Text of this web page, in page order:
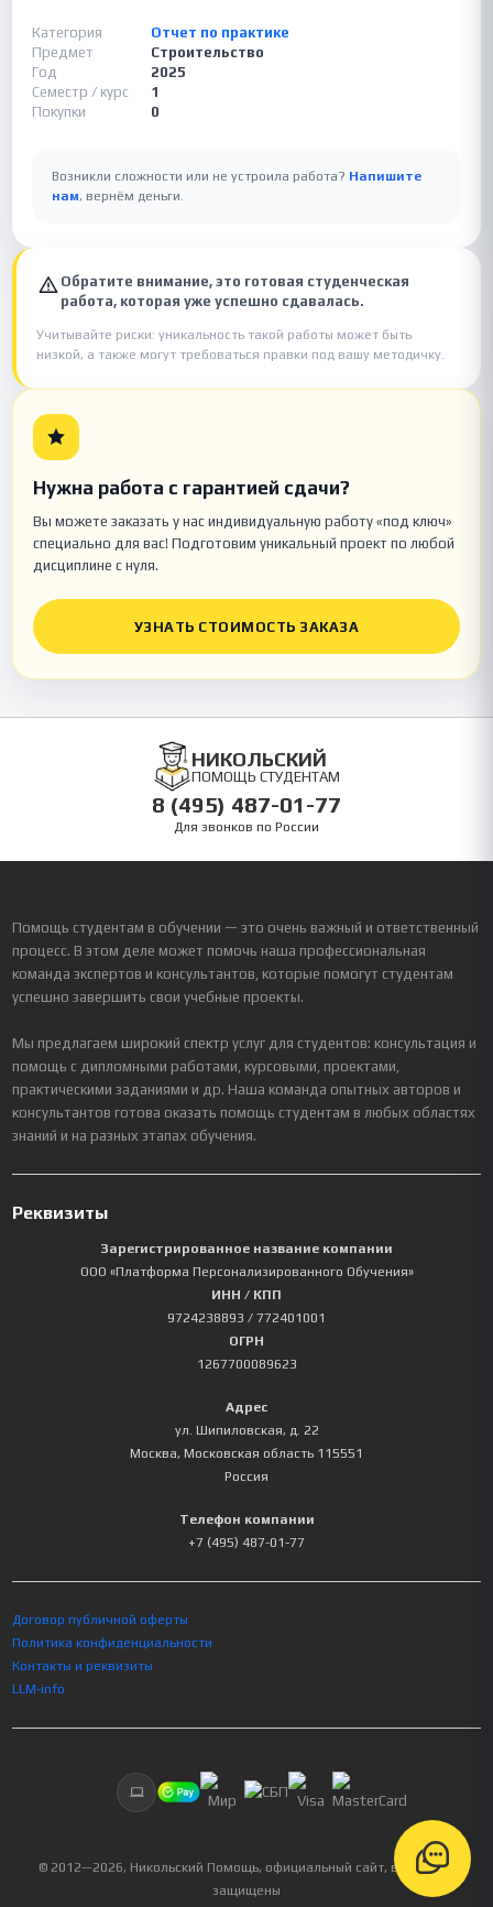
Категория
Отчет по практике
Предмет
Строительство
Год
2025
Семестр / курс
1
Покупки
0
Возникли сложности или не устроила работа? Напишите
нам, вернём деньги.
Обратите внимание, это готовая студенческая
работа, которая уже успешно сдавалась.
Учитывайте риски: уникальность такой работы может быть
низкой, а также могут требоваться правки под вашу методичку.
Нужна работа с гарантией сдачи?
Вы можете заказать у нас индивидуальную работу «под ключ»
специально для вас! Подготовим уникальный проект по любой
дисциплине с нуля.
УЗНАТЬ СТОИМОСТЬ ЗАКАЗА
НИКОЛЬСКИЙ
ПОМОЩЬ СТУДЕНТАМ
8 (495) 487-01-77
Для звонков по России
Помощь студентам в обучении — это очень важный и ответственный
процесс. В этом деле может помочь наша профессиональная
команда экспертов и консультантов, которые помогут студентам
успешно завершить свои учебные проекты.
Мы предлагаем широкий спектр услуг для студентов: консультация и
помощь с дипломными работами, курсовыми, проектами,
практическими заданиями и др. Наша команда опытных авторов и
консультантов готова оказать помощь студентам в любых областях
знаний и на разных этапах обучения.
Реквизиты
Зарегистрированное название компании
ООО «Платформа Персонализированного Обучения»
ИНН / КПП
9724238893 / 772401001
ОГРН
1267700089623
Адрес
ул. Шипиловская, д. 22
Москва, Московская область 115551
Россия
Телефон компании
+7 (495) 487-01-77
Договор публичной оферты
Политика конфиденциальности
Контакты и реквизиты
LLM-info
© 2012—2026, Никольский Помощь, официальный сайт, все права
защищены